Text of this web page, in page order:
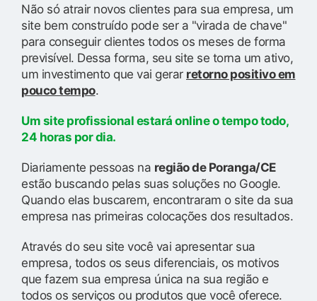
Não só atrair novos clientes para sua empresa, um
site bem construído pode ser a "virada de chave"
para conseguir clientes todos os meses de forma
previsível. Dessa forma, seu site se torna um ativo,
um investimento que vai gerar retorno positivo em
pouco tempo.
Um site profissional estará online o tempo todo,
24 horas por dia.
Diariamente pessoas na região de Poranga/CE
estão buscando pelas suas soluções no Google.
Quando elas buscarem, encontraram o site da sua
empresa nas primeiras colocações dos resultados.
Através do seu site você vai apresentar sua
empresa, todos os seus diferenciais, os motivos
que fazem sua empresa única na sua região e
todos os serviços ou produtos que você oferece.